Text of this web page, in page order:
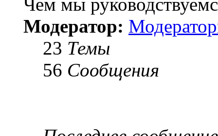
Чем мы
Модератор:
23 Темы
56 Сообщения